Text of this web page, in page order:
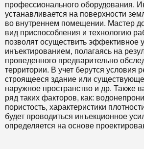
профессионального оборудования.
устанавливается на поверхности
во внутреннем помещении. Мастер
вид приспособления и технологию
позволят осуществить эффективное
инъектированием, полагаясь на
проведенного предварительно
территории. В учет берутся условия
строящееся здание или
наружное пространство и др. Также
ряд таких факторов, как:
пористость, характеристики
будет проводиться инъекционное
определяется на основе